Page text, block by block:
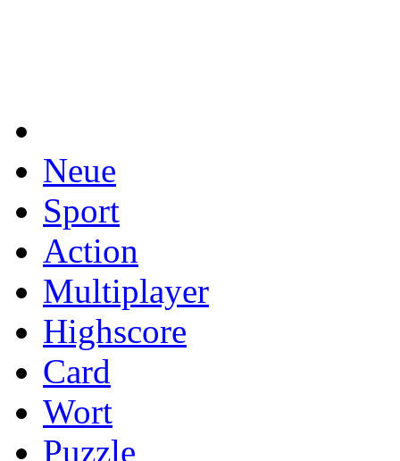
Neue
Sport
Action
Multiplayer
Highscore
Card
Wort
Puzzle